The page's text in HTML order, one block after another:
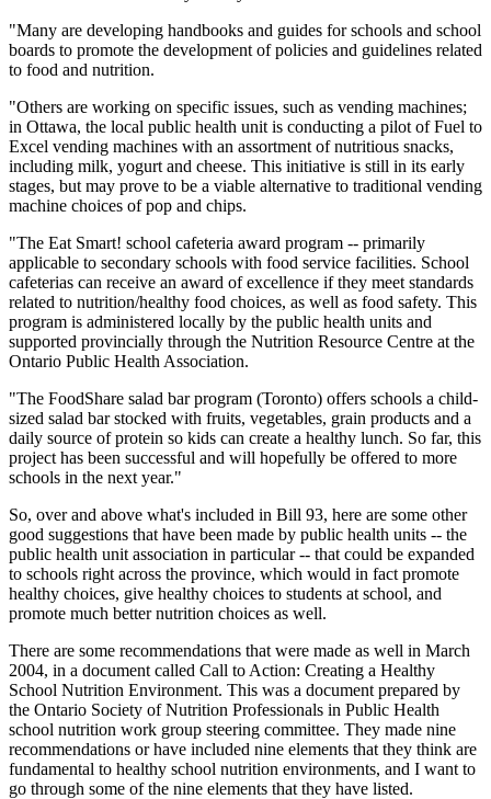
"Many are developing handbooks and guides for schools and school
boards to promote the development of policies and guidelines related
to food and nutrition.
"Others are working on specific issues, such as vending machines;
in Ottawa, the local public health unit is conducting a pilot of Fuel to
Excel vending machines with an assortment of nutritious snacks,
including milk, yogurt and cheese. This initiative is still in its early
stages, but may prove to be a viable alternative to traditional vending
machine choices of pop and chips.
"The Eat Smart! school cafeteria award program -- primarily
applicable to secondary schools with food service facilities. School
cafeterias can receive an award of excellence if they meet standards
related to nutrition/healthy food choices, as well as food safety. This
program is administered locally by the public health units and
supported provincially through the Nutrition Resource Centre at the
Ontario Public Health Association.
"The FoodShare salad bar program (Toronto) offers schools a child-
sized salad bar stocked with fruits, vegetables, grain products and a
daily source of protein so kids can create a healthy lunch. So far, this
project has been successful and will hopefully be offered to more
schools in the next year."
So, over and above what's included in Bill 93, here are some other
good suggestions that have been made by public health units -- the
public health unit association in particular -- that could be expanded
to schools right across the province, which would in fact promote
healthy choices, give healthy choices to students at school, and
promote much better nutrition choices as well.
There are some recommendations that were made as well in March
2004, in a document called Call to Action: Creating a Healthy
School Nutrition Environment. This was a document prepared by
the Ontario Society of Nutrition Professionals in Public Health
school nutrition work group steering committee. They made nine
recommendations or have included nine elements that they think are
fundamental to healthy school nutrition environments, and I want to
go through some of the nine elements that they have listed.